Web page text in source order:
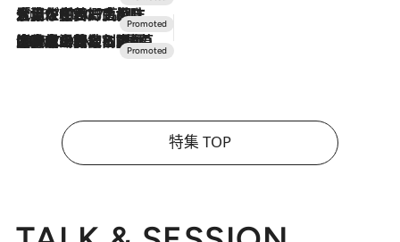
2026.7.17
「土佐和ハーブかき氷」がOMO7高知に登場！生姜、山椒、大葉など目にも舌にも涼を呼ぶ郷土の味
2026.7.10
NEW OPEN！【界 草津】名湯の地に誕生。趣の異なる2種の温泉と上州ならではの会席・蕎麦割烹など美食を味わう究極の癒やし旅
特集 TOP